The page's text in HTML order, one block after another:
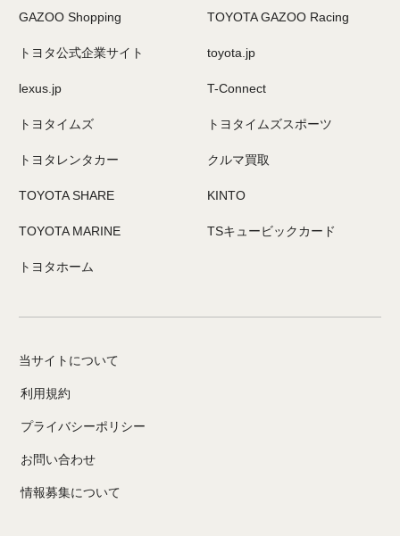
GAZOO Shopping TOYOTA GAZOO Racing
トヨタ公式企業サイト toyota.jp
lexus.jp T-Connect
トヨタイムズ トヨタイムズスポーツ
トヨタレンタカー クルマ買取
TOYOTA SHARE KINTO
TOYOTA MARINE TSキュービックカード
トヨタホーム
当サイトについて
利用規約
プライバシーポリシー
お問い合わせ
情報募集について